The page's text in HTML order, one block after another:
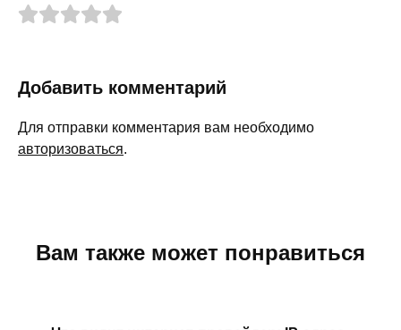
Добавить комментарий
Для отправки комментария вам необходимо
авторизоваться.
Вам также может понравиться